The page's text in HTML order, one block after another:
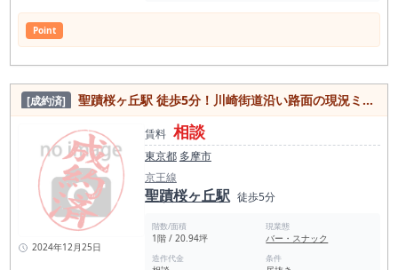
Point
[成約済] 聖蹟桜ヶ丘駅 徒歩5分！川崎街道沿い路面の現況ミュージックバー物件
2024年12月25日
賃料 相談
東京都 多摩市
京王線
聖蹟桜ヶ丘駅 徒歩5分
階数/面積
1階 / 20.94坪
現業態
バー・スナック
造作代金 条件